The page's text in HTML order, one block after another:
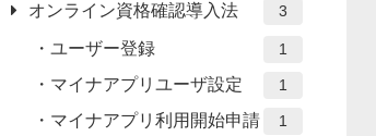
オンライン資格確認導入法 3
ユーザー登録 1
マイナアプリユーザ設定 1
マイナアプリ利用開始申請 1